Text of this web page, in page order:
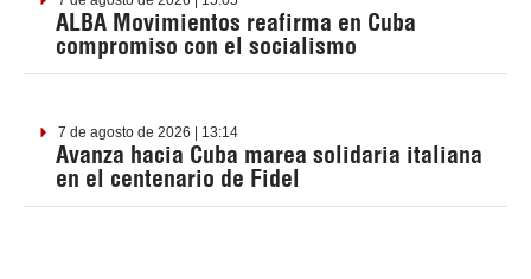
ALBA Movimientos reafirma en Cuba
compromiso con el socialismo
7 de agosto de 2026 | 13:14
Avanza hacia Cuba marea solidaria italiana
en el centenario de Fidel